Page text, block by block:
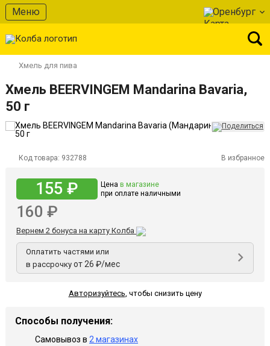
Меню Оренбург
Хмель для пива
Хмель BEERVINGEM Mandarina Bavaria,
50 г
Код товара: 932788 В избранное
155 ₽ Цена в магазине
при оплате наличными
160 ₽
Вернем 2 бонуса на карту Колба
Оплатить частями или
в рассрочку от 26 ₽/мес
Авторизуйтесь, чтобы снизить цену
Способы получения:
Самовывоз в 2 магазинах